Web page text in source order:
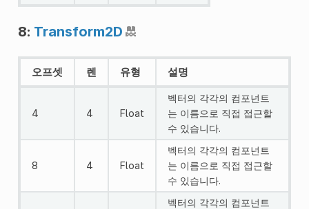
8: Transform2D
오프셋 렌 유형 설명
4 4 Float
벡터의 각각의 컴포넌트
는 이름으로 직접 접근할
수 있습니다.
8 4 Float
벡터의 각각의 컴포넌트
는 이름으로 직접 접근할
수 있습니다.
벡터의 각각의 컴포넌트